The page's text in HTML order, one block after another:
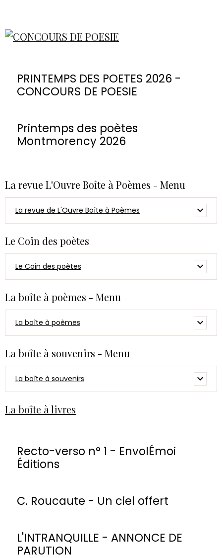
PRINTEMPS DES POETES 2026 -
CONCOURS DE POESIE
Printemps des poètes
Montmorency 2026
La revue L'Ouvre Boîte à Poèmes - Menu
La revue de L'Ouvre Boîte à Poèmes
Le Coin des poètes
Le Coin des poètes
La boîte à poèmes - Menu
La boîte à poèmes
La boîte à souvenirs - Menu
La boîte à souvenirs
La boîte à livres
Recto-verso n° 1 - EnvolÉmoi
Éditions
C. Roucaute - Un ciel offert
L'INTRANQUILLE - ANNONCE DE
PARUTION